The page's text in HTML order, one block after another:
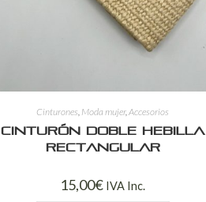
Cinturones Moda mujer,Accesorios
Cinturón doble hebilla
rectangular
15,00€ IVA Inc.